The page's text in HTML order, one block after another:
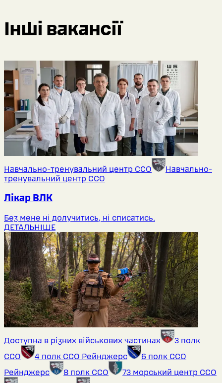
Інші вакансії
Навчально-тренувальний центр ССО
Навчально-
тренувальний центр ССО
Лікар ВЛК
Без мене ні долучитись, ні списатись.
ДЕТАЛЬНІШЕ
Доступна в різних військових частинах
3 полк
ССО
4 полк ССО Рейнджерс
6 полк ССО
Рейнджерс
8 полк ССО
73 морський центр ССО